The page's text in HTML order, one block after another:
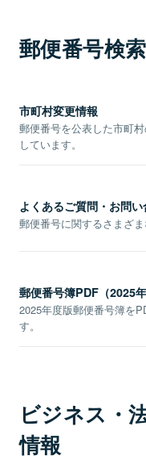
郵便番号検
市町村変更情報
郵便番号を公表した市町
しています。
よくあるご質問・お問
郵便番号に関するさまざま
郵便番号簿PDF（2025年
2025年度版郵便番号簿を
す。
ビジネス・
情報